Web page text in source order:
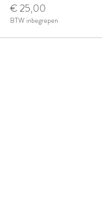
€ 25,00
BTW inbegrepen